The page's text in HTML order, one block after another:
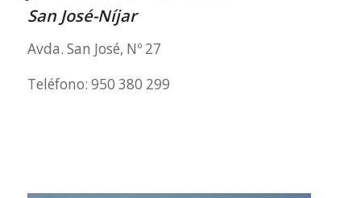
San José-Níjar
Avda. San José, Nº 27
Teléfono: 950 380 299